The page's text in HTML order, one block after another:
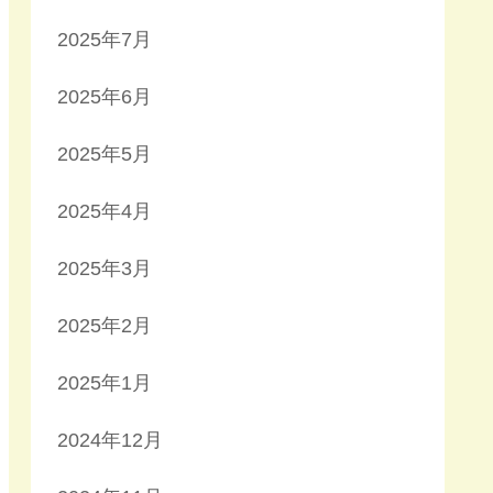
2025年7月
2025年6月
2025年5月
2025年4月
2025年3月
2025年2月
2025年1月
2024年12月